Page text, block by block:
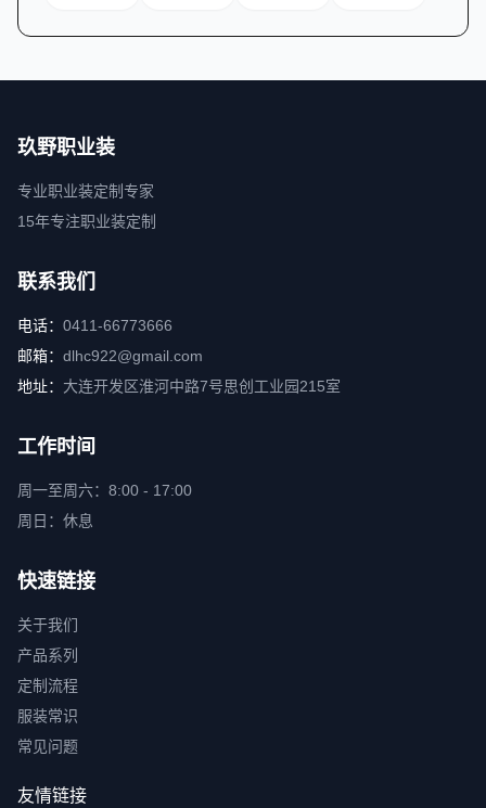
玖野职业装
专业职业装定制专家
15年专注职业装定制
联系我们
电话： 0411-66773666
邮箱： dlhc922@gmail.com
地址： 大连开发区淮河中路7号思创工业园215室
工作时间
周一至周六：8:00 - 17:00
周日：休息
快速链接
关于我们
产品系列
定制流程
服装常识
常见问题
友情链接